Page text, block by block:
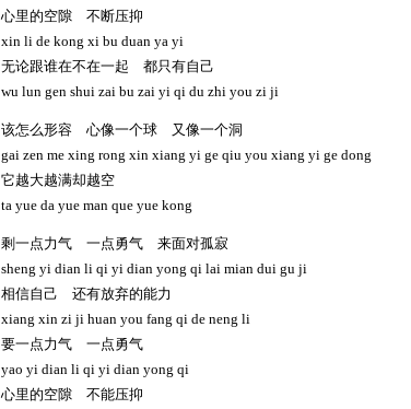
心里的空隙 不断压抑
xin li de kong xi bu duan ya yi
无论跟谁在不在一起 都只有自己
wu lun gen shui zai bu zai yi qi du zhi you zi ji
该怎么形容 心像一个球 又像一个洞
gai zen me xing rong xin xiang yi ge qiu you xiang yi ge dong
它越大越满却越空
ta yue da yue man que yue kong
剩一点力气 一点勇气 来面对孤寂
sheng yi dian li qi yi dian yong qi lai mian dui gu ji
相信自己 还有放弃的能力
xiang xin zi ji huan you fang qi de neng li
要一点力气 一点勇气
yao yi dian li qi yi dian yong qi
心里的空隙 不能压抑